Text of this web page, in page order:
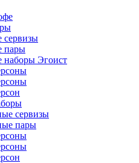
сервизы
пары
наборы Эгоист
сервизы
пары